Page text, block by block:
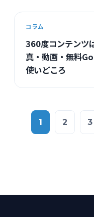
コラム
360度コンテンツ
真・動画・無料
使いどころ
1 2 3